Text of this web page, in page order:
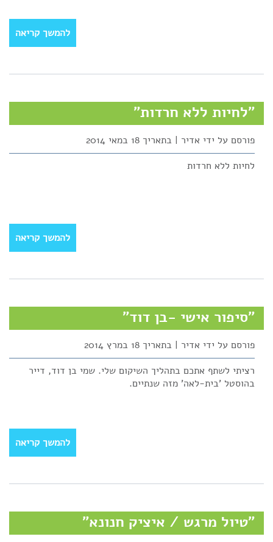
להמשך קריאה
"לחיות ללא חרדות"
פורסם על ידי אדיר | בתאריך 18 במאי 2014
לחיות ללא חרדות
להמשך קריאה
"סיפור אישי -בן דוד"
פורסם על ידי אדיר | בתאריך 18 במרץ 2014
רציתי לשתף אתכם בתהליך השיקום שלי. שמי בן דוד, דייר
בהוסטל 'בית-לאה' מזה שנתיים.
להמשך קריאה
"טיול מרגש / איציק חנונא"